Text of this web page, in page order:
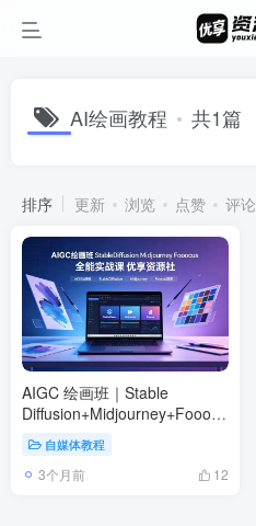
AI绘画教程 共1篇
排序 更新 浏览 点赞 评论
AIGC 绘画班｜Stable
Diffusion+Midjourney+Fooocus
自媒体教程
3个月前 12